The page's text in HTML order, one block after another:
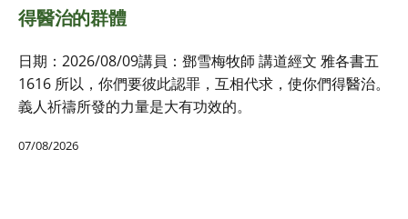
得醫治的群體
日期：2026/08/09講員：鄧雪梅牧師 講道經文 雅各書五
1616 所以，你們要彼此認罪，互相代求，使你們得醫治。
義人祈禱所發的力量是大有功效的。
07/08/2026